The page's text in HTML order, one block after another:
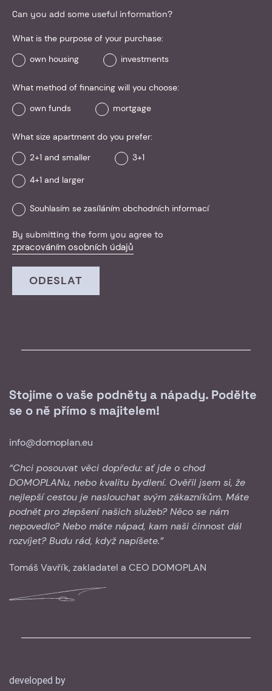
Can you add some useful information?
What is the purpose of your purchase:
own housing
investments
What method of financing will you choose:
own funds
mortgage
What size apartment do you prefer:
2+1 and smaller
3+1
4+1 and larger
Souhlasím se zasíláním obchodních informací
By submitting the form you agree to
zpracováním osobních údajů
ODESLAT
Stojíme o vaše podněty a nápady. Podělte
se o ně přímo s majitelem!
info@domoplan.eu
“Chci posouvat věci dopředu: ať jde o chod
DOMOPLANu, nebo kvalitu bydlení. Ověřil jsem si, že
nejlepší cestou je naslouchat svým zákazníkům. Máte
podnět pro zlepšení našich služeb? Něco se nám
nepovedlo? Nebo máte nápad, kam naši činnost dál
rozvíjet? Budu rád, když napíšete.”
Tomáš Vavřík, zakladatel a CEO DOMOPLAN
developed by